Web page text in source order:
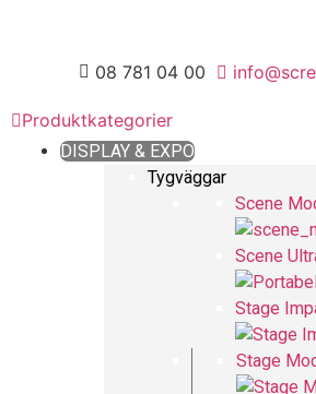
08 781 04 00
Produktkategorier
DISPLAY & EXPO
Tygväggar
Scene
Scene
Stage
Stage